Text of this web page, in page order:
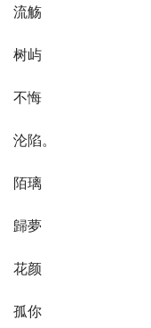
流觞
树屿
不悔
沦陷。
陌璃
歸夢
花颜
孤你